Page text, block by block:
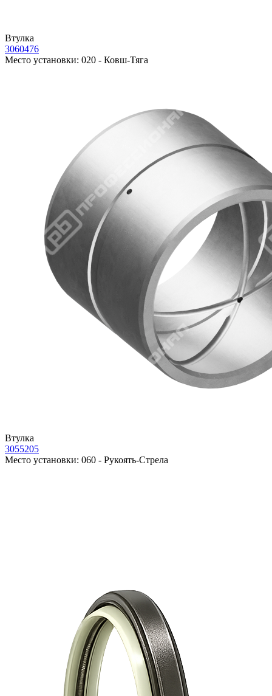
Втулка
3060476
Место установки: 020 - Ковш-Тяга
Втулка
3055205
Место установки: 060 - Рукоять-Стрела